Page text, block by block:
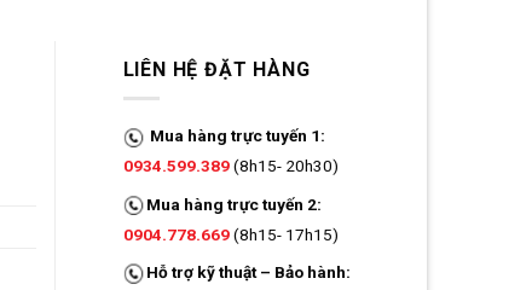
LIÊN HỆ ĐẶT HÀNG
Mua hàng trực tuyến 1:
0934.599.389(8h15- 20h30)
Mua hàng trực tuyến 2:
0904.778.669(8h15- 17h15)
Hỗ trợ kỹ thuật – Bảo hành: